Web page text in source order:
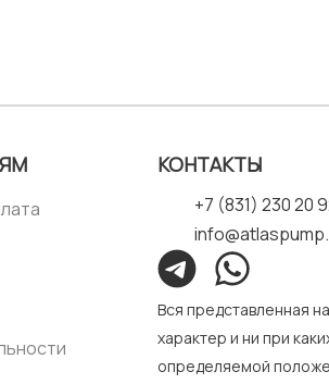
КОНТАКТЫ
+7 (831) 230 20
Вся представленная
характер и ни при
определяемой